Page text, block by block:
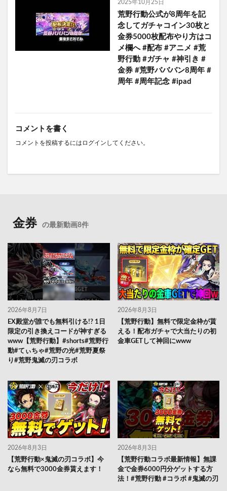
2025年10月25日
荒野行動公式が8周年を記
念してガチャコイン30枚と
金券5000枚配布やり方はコ
メ欄へ #配布 #アニメ #荒
野行動 #ガチャ #神引き #
金券 #荒野バババン8周年 #
周年 #周年記念 #ipad
コメントを書く
コメントを投稿するには ログイン してください。
金券 の最新動画8件
2026年8月7日
EX殿堂が誰でも無料引ける!? 1日
限定の引き換えコードが神すぎる
www【荒野行動】#shorts#荒野行
動#てぃちゃ#荒野の光#荒野夏祭
り#荒野鬼滅の刃コラボ
2026年8月3日
【荒野行動】無料で限定金枠が貰
える！配布ガチャで大当たりの初
金車GETして神回にwww
2026年8月3日
【荒野行動×鬼滅の刃コラボ】今
なら無料で3000金券貰えます！
2026年8月3日
【荒野行動コラボ最新情報】無課
金で金券6000円分ゲットする方
法！#荒野行動 #コラボ #鬼滅の刃